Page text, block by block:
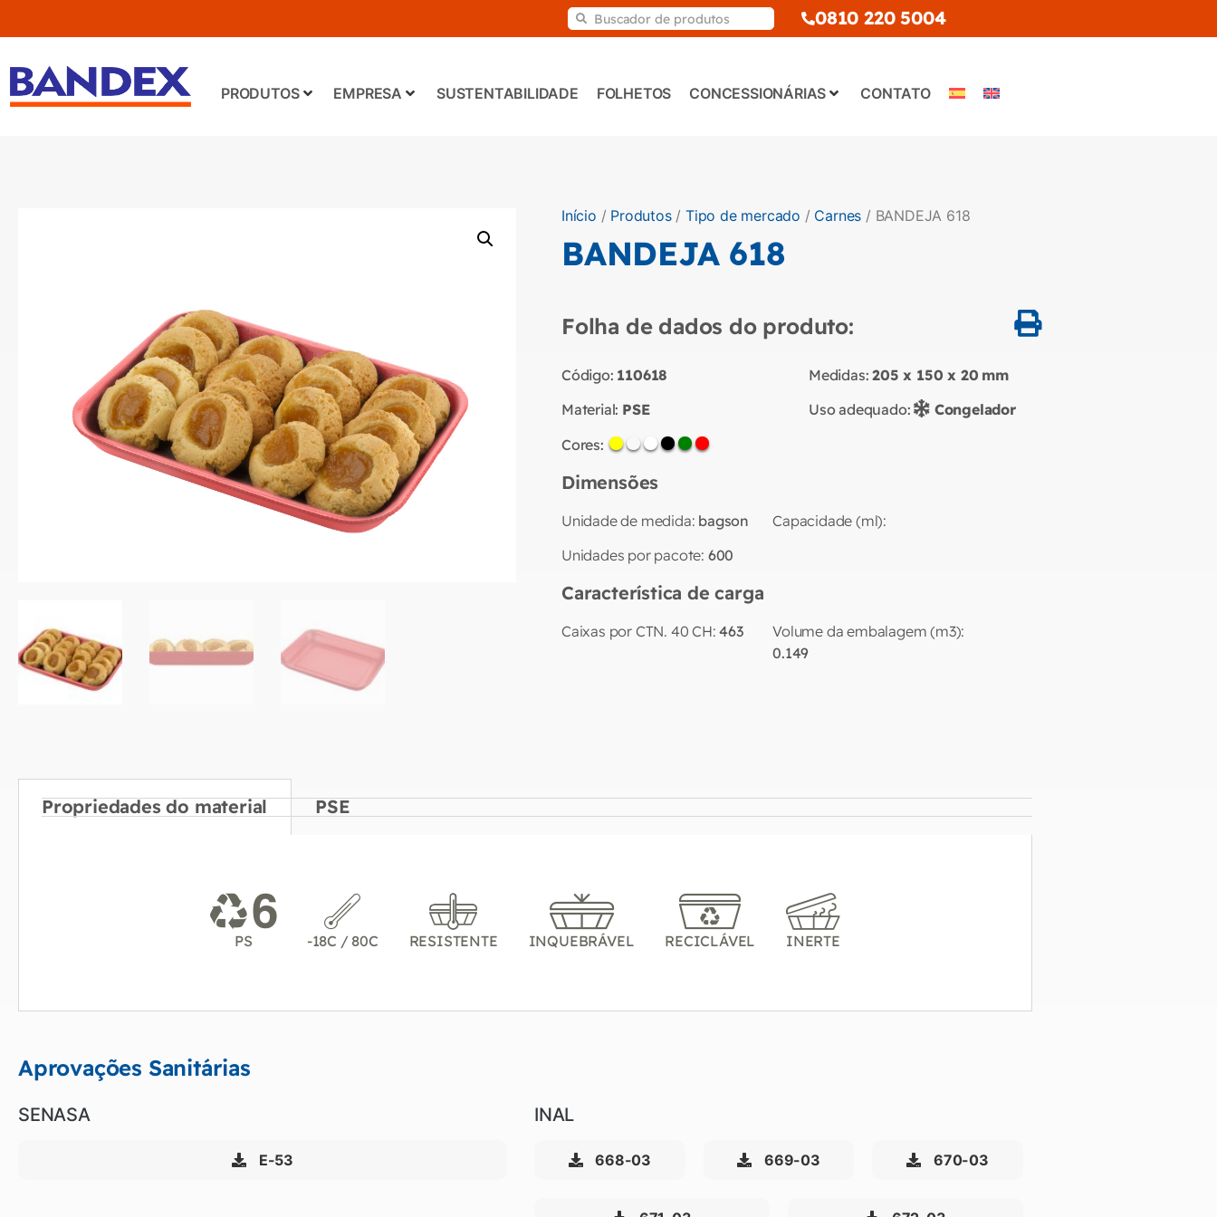
0810 220 5004
PRODUTOS EMPRESA SUSTENTABILIDADE FOLHETOS CONCESSIONÁRIAS CONTATO
Início / Produtos/Tipo de mercado / Carnes / BANDEJA 618
BANDEJA 618
Folha de dados do produto:
Código: 110618
Material: PSE
Cores:
Medidas:205 x 150 x 20 mm
Uso adequado:
Congelador
Dimensões
Unidade de medida: bagson
Unidades por pacote: 600
Capacidade (ml):
Característica de carga
Caixas por CTN. 40 CH:463
Volume da embalagem (m3):
0.149
Propriedades do material PSE
PS -18C / 80C RESISTENTE INQUEBRÁVEL RECICLÁVEL INERTE
Aprovações Sanitárias
SENASA
E-53
INAL
668-03 669-03 670-03